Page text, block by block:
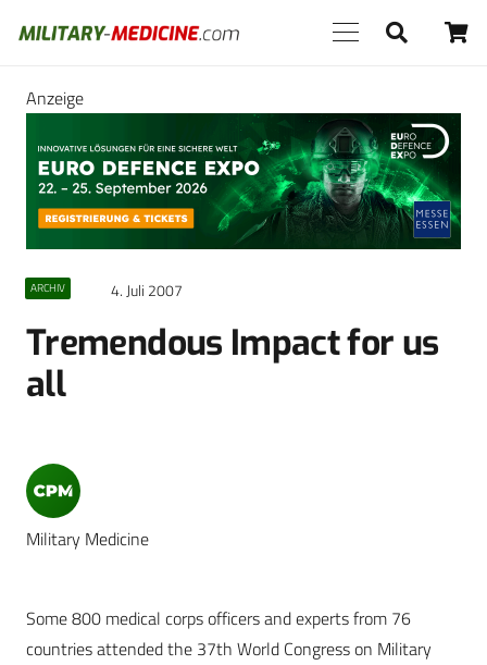
Anzeige
ARCHIV 4. Juli 2007
Tremendous Impact for us
all
Military Medicine
Some 800 medical corps officers and experts from 76
countries attended the 37th World Congress on Military